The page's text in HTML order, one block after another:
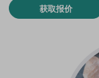
获取报价